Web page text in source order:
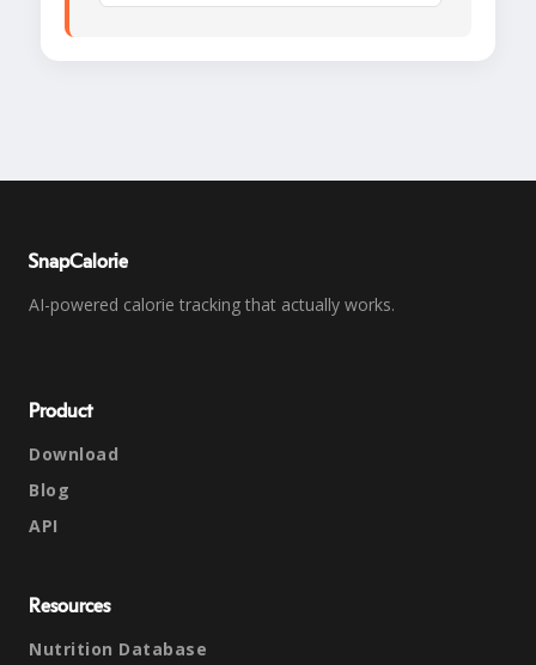
SnapCalorie
AI-powered calorie tracking that actually works.
Product
Download
Blog
API
Resources
Nutrition Database